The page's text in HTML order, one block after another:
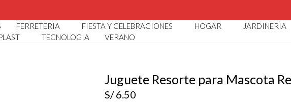
FERRETERIA FIESTA Y CELEBRACIONES HOGAR JARDINERIA
TECNOLOGIA VERANO
Juguete Resorte para Mascota
S/6.50